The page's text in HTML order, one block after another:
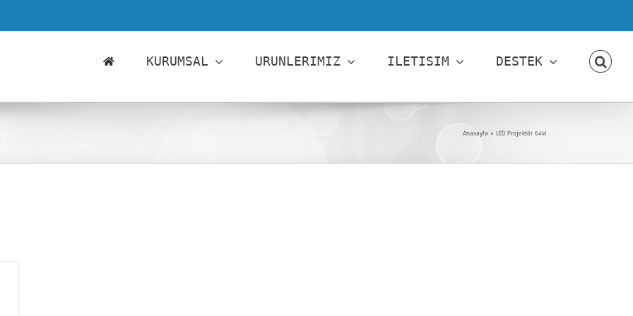
KURUMSAL URUNLERIMIZ ILETISIM DESTEK
Anasayfa » LED Projektör 64W